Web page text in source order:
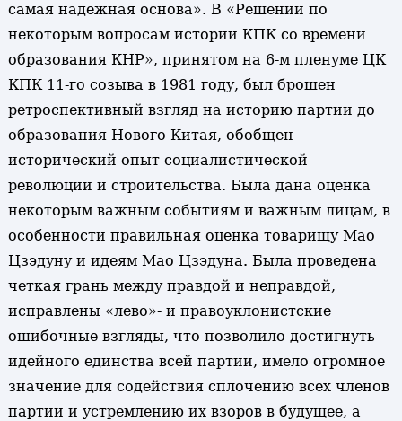
самая надежная основа». В «Решении по
некоторым вопросам истории КПК со времени
образования КНР», принятом на 6-м пленуме ЦК
КПК 11-го созыва в 1981 году, был брошен
ретроспективный взгляд на историю партии до
образования Нового Китая, обобщен
исторический опыт социалистической
революции и строительства. Была дана оценка
некоторым важным событиям и важным лицам, в
особенности правильная оценка товарищу Мао
Цзэдуну и идеям Мао Цзэдуна. Была проведена
четкая грань между правдой и неправдой,
исправлены «лево»- и правоуклонистские
ошибочные взгляды, что позволило достигнуть
идейного единства всей партии, имело огромное
значение для содействия сплочению всех членов
партии и устремлению их взоров в будущее, а